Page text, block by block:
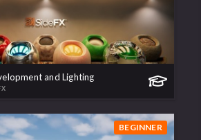
and Lighting
BEGINNER